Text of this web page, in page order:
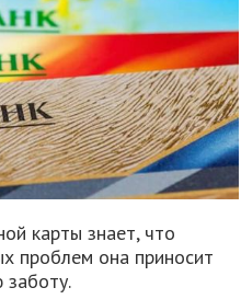
карты знает, что
проблем она приносит
заботу.